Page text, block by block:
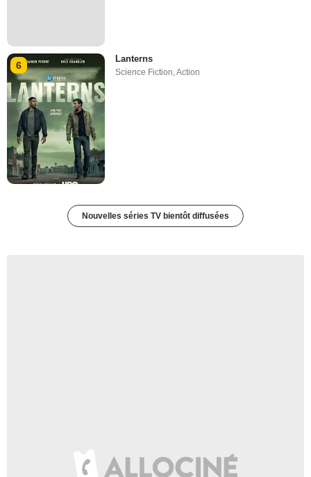
6
Lanterns
Science Fiction ,Action
Nouvelles séries TV bientôt diffusées